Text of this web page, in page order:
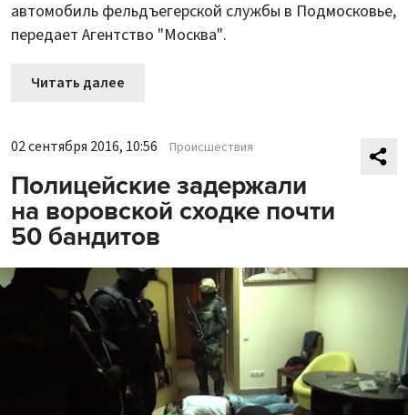
автомобиль фельдъегерской службы в Подмосковье,
передает Агентство "Москва".
Читать далее
02 сентября 2016, 10:56 Происшествия
Полицейские задержали
на воровской сходке почти
50 бандитов